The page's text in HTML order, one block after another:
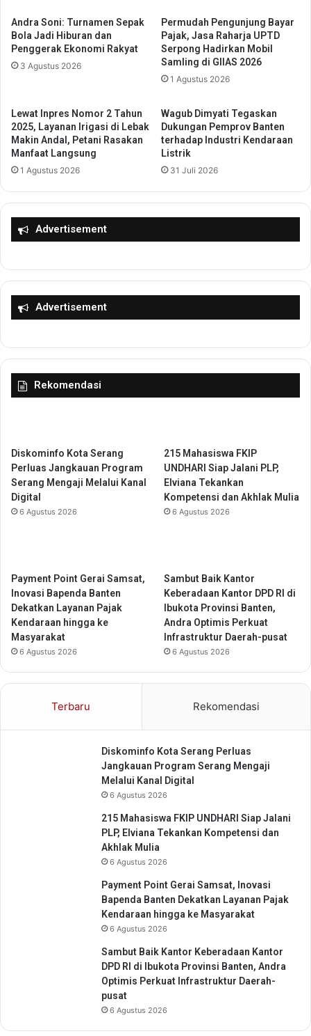
?
g
B
a
l
M
e
r
i
a
H
T
8
0
a
n
P
e
r
i
n
g
a
n
V
l
Andra Soni: Turnamen Sepak
Bola Jadi Hiburan dan
Penggerak Ekonomi Rakyat
3 Agustus 2026
Permudah Pengunjung Bayar
Pajak, Jasa Raharja UPTD
Serpong Hadirkan Mobil
Samling di GIIAS 2026
1 Agustus 2026
Lewat Inpres Nomor 2 Tahun
2025, Layanan Irigasi di Lebak
Makin Andal, Petani Rasakan
Manfaat Langsung
1 Agustus 2026
Wagub Dimyati Tegaskan
Dukungan Pemprov Banten
terhadap Industri Kendaraan
Listrik
31 Juli 2026
Advertisement
Advertisement
Rekomendasi
Diskominfo Kota Serang
Perluas Jangkauan Program
Serang Mengaji Melalui Kanal
Digital
6 Agustus 2026
215 Mahasiswa FKIP
UNDHARI Siap Jalani PLP,
Elviana Tekankan
Kompetensi dan Akhlak Mulia
6 Agustus 2026
Payment Point Gerai Samsat,
Inovasi Bapenda Banten
Dekatkan Layanan Pajak
Kendaraan hingga ke
Masyarakat
6 Agustus 2026
Sambut Baik Kantor
Keberadaan Kantor DPD RI di
Ibukota Provinsi Banten,
Andra Optimis Perkuat
Infrastruktur Daerah-pusat
6 Agustus 2026
Terbaru Rekomendasi
Diskominfo Kota Serang Perluas
Jangkauan Program Serang Mengaji
Melalui Kanal Digital
6 Agustus 2026
215 Mahasiswa FKIP UNDHARI Siap Jalani
PLP, Elviana Tekankan Kompetensi dan
Akhlak Mulia
6 Agustus 2026
Payment Point Gerai Samsat, Inovasi
Bapenda Banten Dekatkan Layanan Pajak
Kendaraan hingga ke Masyarakat
6 Agustus 2026
Sambut Baik Kantor Keberadaan Kantor
DPD RI di Ibukota Provinsi Banten, Andra
Optimis Perkuat Infrastruktur Daerah-
pusat
6 Agustus 2026